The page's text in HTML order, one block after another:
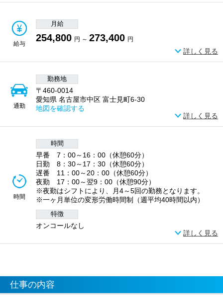
給与
月給
254,800 円 ～ 273,400 円
詳しく見る
通勤
勤務地
〒460-0014
愛知県 名古屋市中区 富士見町6-30
地図を確認する
詳しく見る
時間
時間
早番 7：00～16：00（休憩60分）
日勤 8：30～17：30（休憩60分）
遅番 11：00～20：00（休憩60分）
夜勤 17：00～翌9：00（休憩90分）
※夜勤はシフトにより、月4～5回の勤務となります。
※一ヶ月単位の変形労働時間制（週平均40時間以内）
特徴
オンコールなし
詳しく見る
仕事の内容